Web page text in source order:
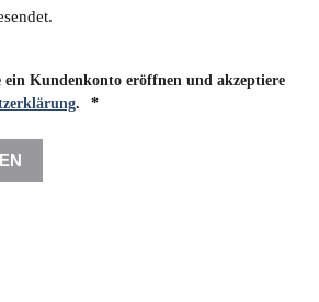
ein Kundenkonto eröffnen und akzeptiere
. *Erforderlich